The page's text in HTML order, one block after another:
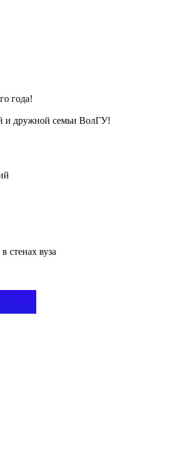
года!
и дружной семьи ВолГУ!
стенах вуза